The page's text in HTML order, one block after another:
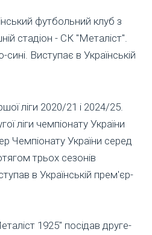
футбольний клуб з
стадіон - СК "Металіст".
Виступає в Українській
ліги 2020/21 і 2024/25.
ліги чемпіонату України
Чемпіонату України серед
трьох сезонів
в Українській прем'єр-
1925" посідав друге-